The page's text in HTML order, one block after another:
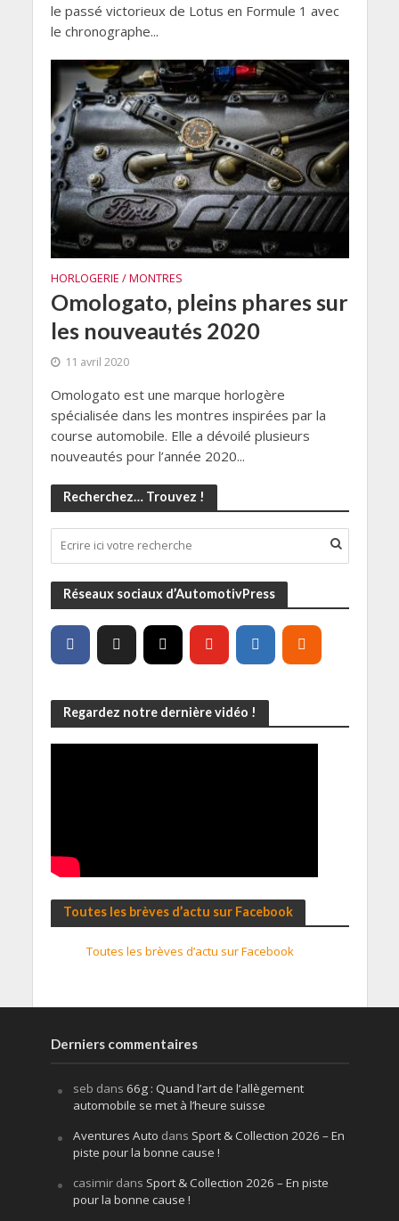
le passé victorieux de Lotus en Formule 1 avec
le chronographe...
HORLOGERIE / MONTRES
Omologato, pleins phares sur
les nouveautés 2020
11 avril 2020
Omologato est une marque horlogère
spécialisée dans les montres inspirées par la
course automobile. Elle a dévoilé plusieurs
nouveautés pour l’année 2020...
Recherchez… Trouvez !
Réseaux sociaux d’AutomotivPress
Regardez notre dernière vidéo !
Toutes les brèves d’actu sur Facebook
Toutes les brèves d’actu sur Facebook
Derniers commentaires
seb dans 66g : Quand l’art de l’allègement
automobile se met à l’heure suisse
Aventures Auto dans Sport & Collection 2026 – En
piste pour la bonne cause !
casimirdans Sport & Collection 2026 – En piste
pour la bonne cause !